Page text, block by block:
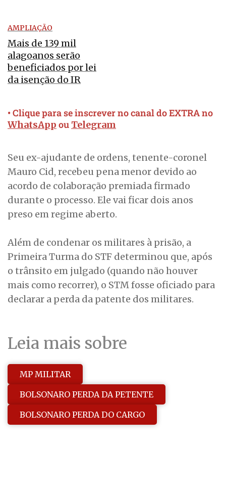
AMPLIAÇÃO
Mais de 139 mil
alagoanos serão
beneficiados por lei
da isenção do IR
• Clique para se inscrever no canal do EXTRA no
WhatsApp ou Telegram
Seu ex-ajudante de ordens, tenente-coronel
Mauro Cid, recebeu pena menor devido ao
acordo de colaboração premiada firmado
durante o processo. Ele vai ficar dois anos
preso em regime aberto.
Além de condenar os militares à prisão, a
Primeira Turma do STF determinou que, após
o trânsito em julgado (quando não houver
mais como recorrer), o STM fosse oficiado para
declarar a perda da patente dos militares.
Leia mais sobre
MP MILITAR
BOLSONARO PERDA DA PETENTE
BOLSONARO PERDA DO CARGO